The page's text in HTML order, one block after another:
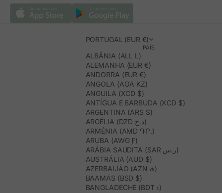
PORTUGAL (EUR €)
PAÍS
ALBÂNIA (ALL L)
ALEMANHA (EUR €)
ANDORRA (EUR €)
ANGOLA (AOA KZ)
ANGUILA (XCD $)
ANTÍGUA E BARBUDA (XCD $)
ARGENTINA (ARS $)
ARGÉLIA (DZD د.ج)
ARMÉNIA (AMD ԴՐ.)
ARUBA (AWG Ƒ)
ARÁBIA SAUDITA (SAR ر.س)
AUSTRÁLIA (AUD $)
AZERBAIJÃO (AZN ₼)
BAAMAS (BSD $)
BANGLADECHE (BDT ৳)